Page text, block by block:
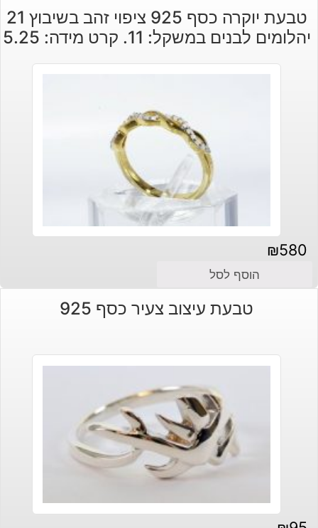
טבעת יוקרה כסף 925 ציפוי זהב בשיבוץ 21
יהלומים לבנים במשקל: 11. קרט מידה: 5.25
₪580
הוסף לסל
טבעת עיצוב צעיר כסף 925